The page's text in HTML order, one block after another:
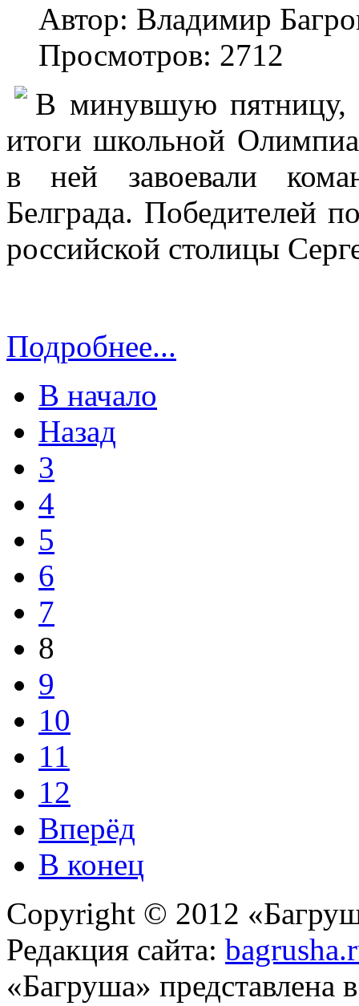
Автор: Владимир
Просмотров: 2712
В минувшую пятницу,
итоги школьной
в ней завоевали
Белграда. Победителей
российской столицы
Подробнее...
В начало
Назад
3
4
5
6
7
8
9
10
11
12
Вперёд
В конец
Copyright © 2012
Редакция сайта:
«Багруша» представлена